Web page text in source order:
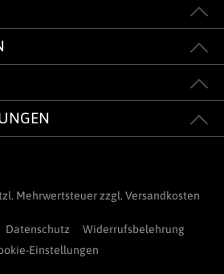
Mehrwertsteuer zzgl. Versandkosten
Datenschutz
Widerrufsbelehrung
Einstellungen